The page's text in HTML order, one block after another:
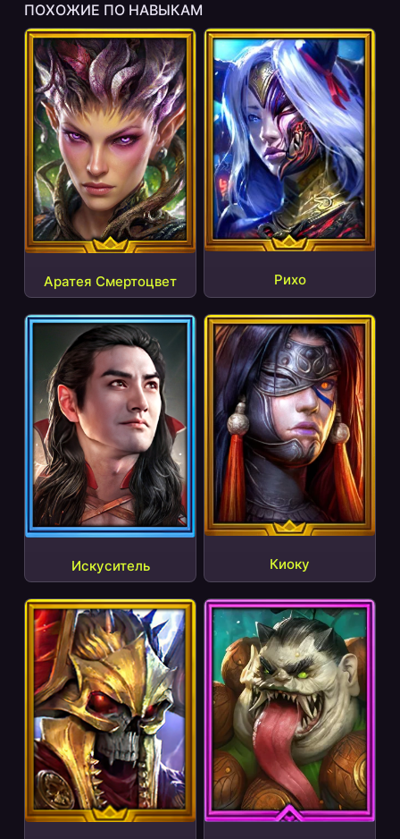
ПОХОЖИЕ ПО НАВЫКАМ
Аратея Смертоцвет Рихо
Искуситель Киоку